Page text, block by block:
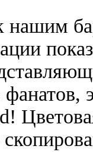
нашим
фанатов,